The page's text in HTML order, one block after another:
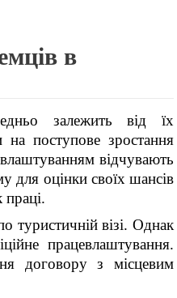
в
залежить від їх
поступове зростання
відчувають
для оцінки своїх шансів
праці.
туристичній візі. Однак
працевлаштування.
договору з місцевим